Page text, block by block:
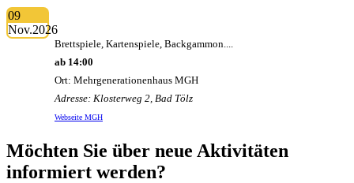
09
Nov.2026
Brettspiele, Kartenspiele, Backgammon....
ab 14:00
Ort: Mehrgenerationenhaus MGH
Adresse: Klosterweg 2, Bad Tölz
Webseite MGH
Möchten Sie über neue Aktivitäten
informiert werden?